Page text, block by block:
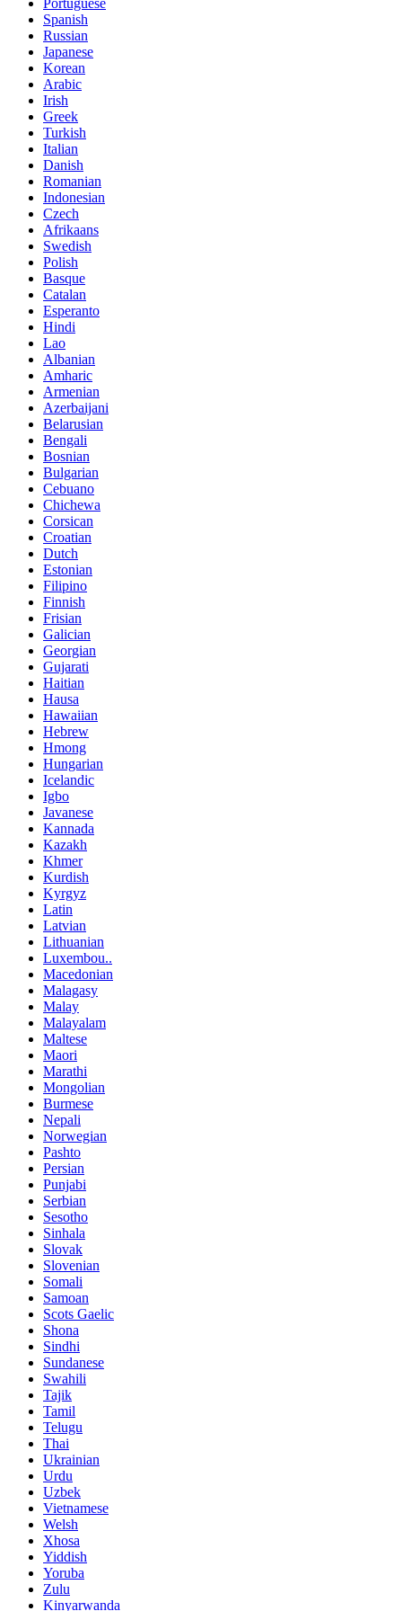
Portuguese
Spanish
Russian
Japanese
Korean
Arabic
Irish
Greek
Turkish
Italian
Danish
Romanian
Indonesian
Czech
Afrikaans
Swedish
Polish
Basque
Catalan
Esperanto
Hindi
Lao
Albanian
Amharic
Armenian
Azerbaijani
Belarusian
Bengali
Bosnian
Bulgarian
Cebuano
Chichewa
Corsican
Croatian
Dutch
Estonian
Filipino
Finnish
Frisian
Galician
Georgian
Gujarati
Haitian
Hausa
Hawaiian
Hebrew
Hmong
Hungarian
Icelandic
Igbo
Javanese
Kannada
Kazakh
Khmer
Kurdish
Kyrgyz
Latin
Latvian
Lithuanian
Luxembou..
Macedonian
Malagasy
Malay
Malayalam
Maltese
Maori
Marathi
Mongolian
Burmese
Nepali
Norwegian
Pashto
Persian
Punjabi
Serbian
Sesotho
Sinhala
Slovak
Slovenian
Somali
Samoan
Scots Gaelic
Shona
Sindhi
Sundanese
Swahili
Tajik
Tamil
Telugu
Thai
Ukrainian
Urdu
Uzbek
Vietnamese
Welsh
Xhosa
Yiddish
Yoruba
Zulu
Kinyarwanda